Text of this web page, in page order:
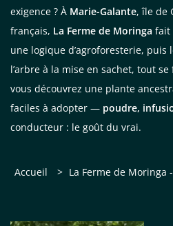
exigence ? À Marie-Galante, île de
français, La Ferme de Moringa fait
une logique d’agroforesterie,
l’arbre à la mise en sachet, tout se
vous découvrez une plante
faciles à adopter — poudre,
conducteur : le goût du vrai.
Accueil > La Ferme de Moringa